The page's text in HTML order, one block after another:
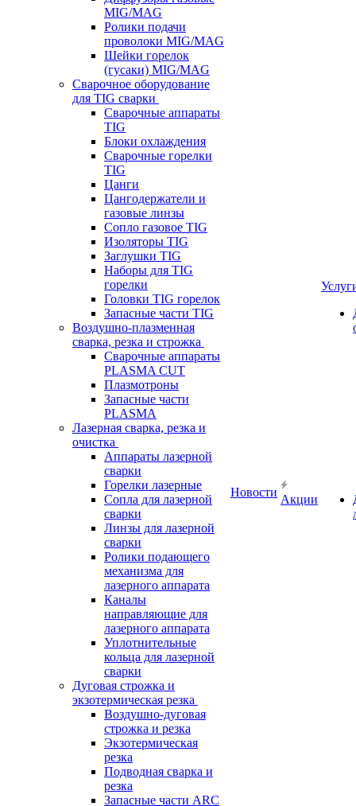
MIG/MAG
Ролики подачи
проволоки MIG/MAG
Шейки горелок
(гусаки) MIG/MAG
Сварочное оборудование
для TIG сварки
Сварочные аппараты
TIG
Блоки охлаждения
Сварочные горелки
TIG
Цанги
Цангодержатели и
газовые линзы
Сопло газовое TIG
Изоляторы TIG
Заглушки TIG
Наборы для TIG
горелки
Головки TIG горелок
Запасные части TIG
Воздушно-плазменная
сварка, резка и строжка
Сварочные аппараты
PLASMA CUT
Плазмотроны
Запасные части
PLASMA
Лазерная сварка, резка и
очистка
Аппараты лазерной
сварки
Горелки лазерные
Сопла для лазерной
сварки
Линзы для лазерной
сварки
Ролики подающего
механизма для
лазерного аппарата
Каналы
направляющие для
лазерного аппарата
Уплотнительные
кольца для лазерной
сварки
Дуговая строжка и
экзотермическая резка
Воздушно-дуговая
строжка и резка
Экзотермическая
резка
Подводная сварка и
резка
Запасные части ARC
Новости
Акции